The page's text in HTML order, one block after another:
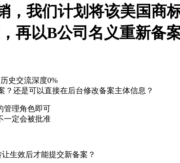
我们计划将该美国商
再以B公司名义重新备
历史交流深度0%
还是可以直接在后台修改备案主体信息？
管理角色即可
一定会被批准
生效后才能提交新备案？